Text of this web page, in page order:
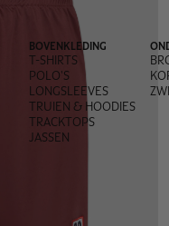
BOVENKLEDING
T-SHIRTS
POLO'S
LONGSLEEVES
TRUIEN & HOODIES
TRACKTOPS
JASSEN